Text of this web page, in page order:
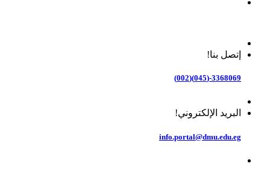
إتصل بنا!
3368069-(045)(002)
البريد الإلكتروني!
info.portal@dmu.edu.eg